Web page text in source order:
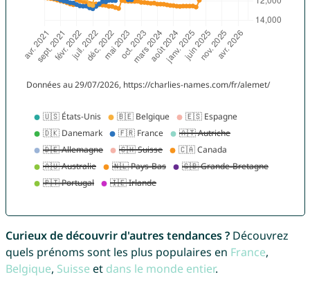
Curieux de découvrir d'autres tendances ?Découvrez
quels prénoms sont les plus populaires en France,
Belgique, Suisse et dans le monde entier.